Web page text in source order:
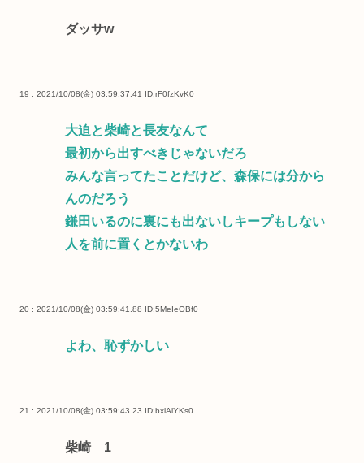
ダッサw
19 : 2021/10/08(金) 03:59:37.41 ID:rF0fzKvK0
大迫と柴崎と長友なんて
最初から出すべきじゃないだろ
みんな言ってたことだけど、森保には分から
んのだろう
鎌田いるのに裏にも出ないしキープもしない
人を前に置くとかないわ
20 : 2021/10/08(金) 03:59:41.88 ID:5MeIeOBf0
よわ、恥ずかしい
21 : 2021/10/08(金) 03:59:43.23 ID:bxlAlYKs0
柴崎 1